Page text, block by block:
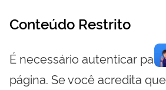
Conteúdo Restrito
É necessário autenticar
página. Se você acredita